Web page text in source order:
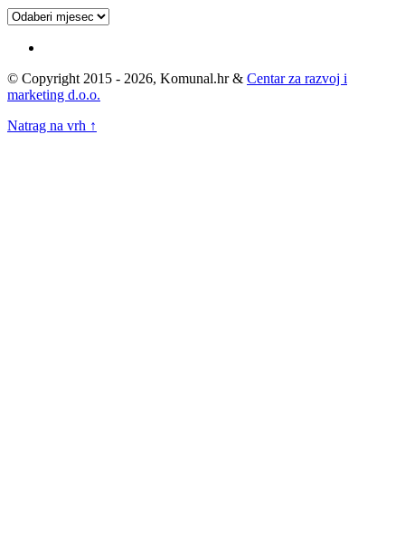
Pregledaj
© Copyright 2015 - 2026, Komunal.hr & Centar za razvoj i
marketing d.o.o.
Natrag na vrh ↑